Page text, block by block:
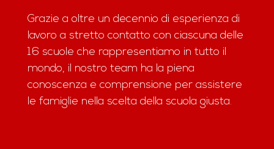
Grazie a oltre un decennio di esperienza di
lavoro a stretto contatto con ciascuna delle
16 scuole che rappresentiamo in tutto il
mondo, il nostro team ha la piena
conoscenza e comprensione per assistere
le famiglie nella scelta della scuola giusta.